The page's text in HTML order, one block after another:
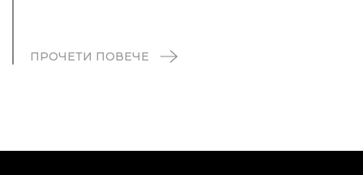
ПРОЧЕТИ ПОВЕЧЕ